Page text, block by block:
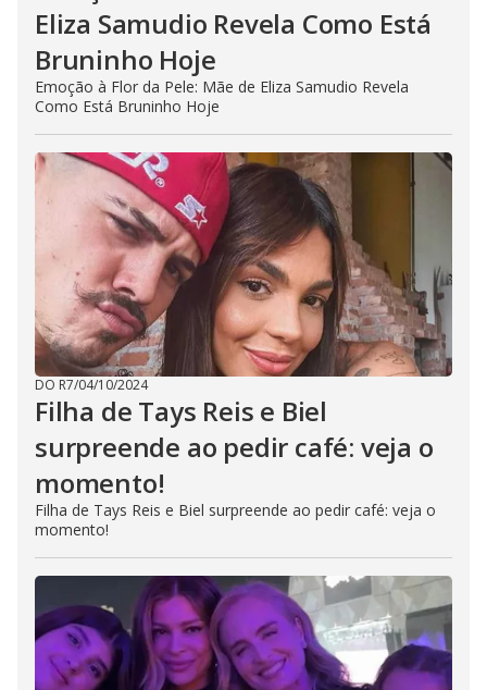
Eliza Samudio Revela Como Está
Bruninho Hoje
Emoção à Flor da Pele: Mãe de Eliza Samudio Revela
Como Está Bruninho Hoje
DO R7/04/10/2024
Filha de Tays Reis e Biel
surpreende ao pedir café: veja o
momento!
Filha de Tays Reis e Biel surpreende ao pedir café: veja o
momento!